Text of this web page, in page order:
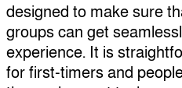
designed to make sure
groups can get
experience. It is
for first-timers and